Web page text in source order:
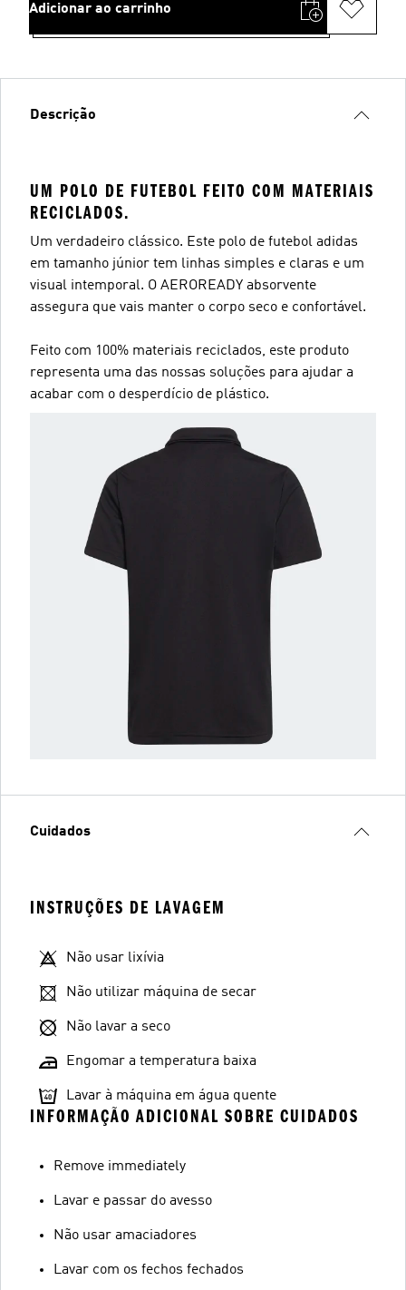
Adicionar ao carrinho
Descrição
UM POLO DE FUTEBOL FEITO COM MATERIAIS
RECICLADOS.
Um verdadeiro clássico. Este polo de futebol adidas
em tamanho júnior tem linhas simples e claras e um
visual intemporal. O AEROREADY absorvente
assegura que vais manter o corpo seco e confortável.
Feito com 100% materiais reciclados, este produto
representa uma das nossas soluções para ajudar a
acabar com o desperdício de plástico.
Cuidados
INSTRUÇÕES DE LAVAGEM
Não usar lixívia
Não utilizar máquina de secar
Não lavar a seco
Engomar a temperatura baixa
Lavar à máquina em água quente
INFORMAÇÃO ADICIONAL SOBRE CUIDADOS
Remove immediately
Lavar e passar do avesso
Não usar amaciadores
Lavar com os fechos fechados